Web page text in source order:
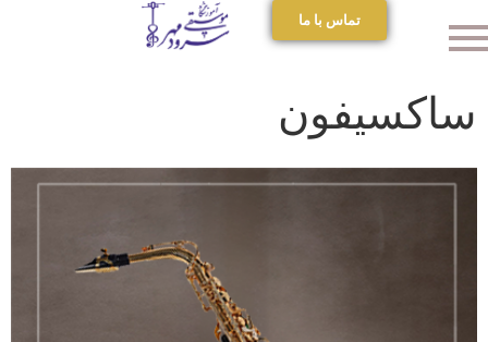
تماس با ما
ساکسیفون